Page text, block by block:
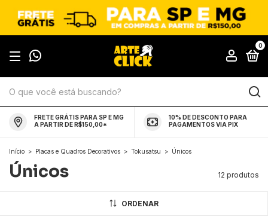
0
FRETE GRÁTIS PARA SP E MG
A PARTIR DE R$150,00*
10% DE DESCONTO PARA
PAGAMENTOS VIA PIX
Início > Placas e Quadros Decorativos > Tokusatsu > Únicos
Únicos 12 produtos
ORDENAR